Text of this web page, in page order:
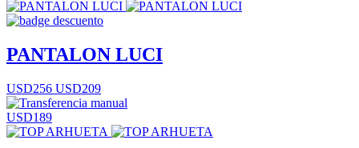
PANTALON LUCI
USD256 USD209
USD189